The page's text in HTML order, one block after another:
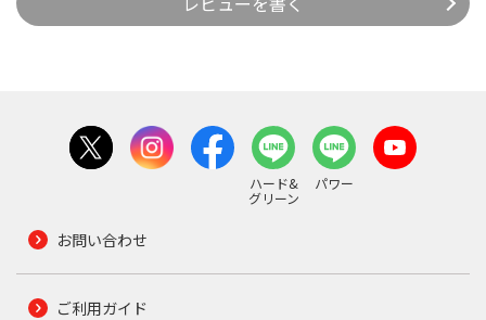
ハード&
グリーン
パワー
お問い合わせ
ご利用ガイド